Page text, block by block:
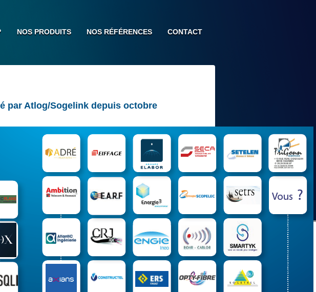
NOS PRODUITS NOS RÉFÉRENCES CONTACT
par Atlog/Sogelink depuis octobre